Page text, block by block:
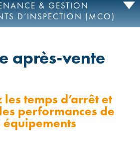
& GESTION
D’INSPECTION (MCO)
après-vente
temps d’arrêt et
performances de
équipements